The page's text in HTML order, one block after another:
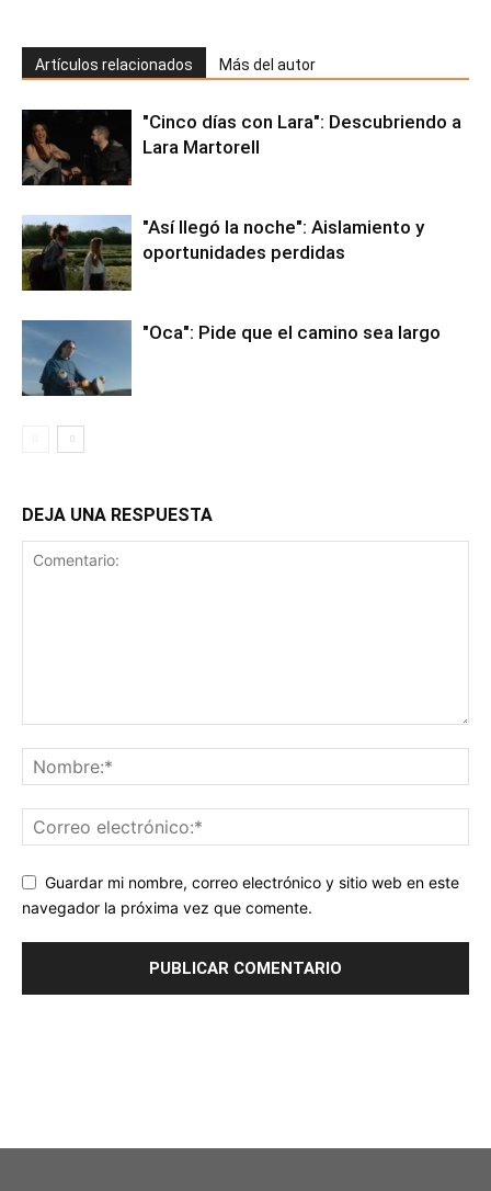
Artículos relacionados Más del autor
"Cinco días con Lara": Descubriendo a
Lara Martorell
"Así llegó la noche": Aislamiento y
oportunidades perdidas
"Oca": Pide que el camino sea largo
DEJA UNA RESPUESTA
Guardar mi nombre, correo electrónico y sitio web en este
navegador la próxima vez que comente.